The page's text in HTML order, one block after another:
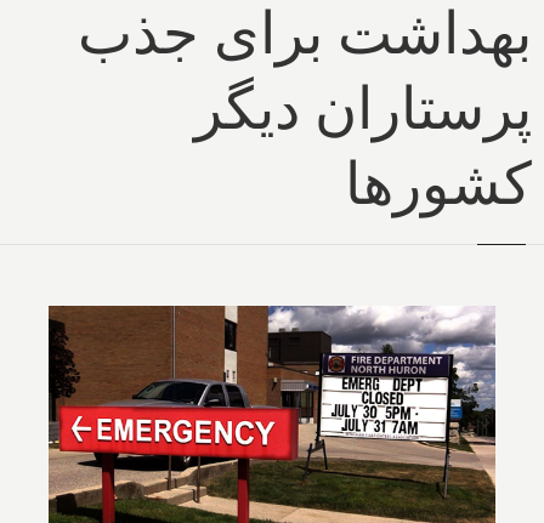
بهداشت برای جذب
پرستاران دیگر
کشورها